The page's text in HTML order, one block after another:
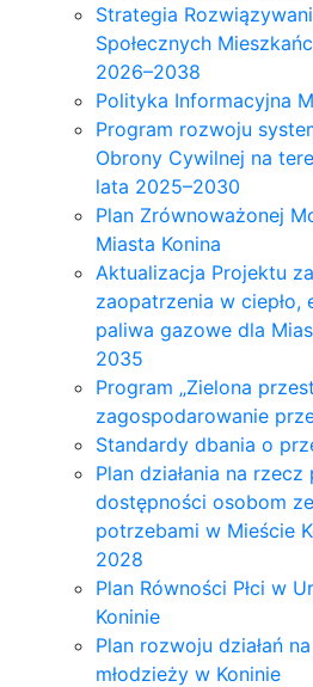
Strategia
Społecznych
2026–2038
Polityka Informacyjna
Program rozwoju
Obrony Cywilnej na
lata 2025–2030
Plan Zrównoważonej
Miasta Konina
Aktualizacja Projektu
zaopatrzenia w ciepło,
paliwa gazowe dla
2035
Program „Zielona
zagospodarowanie
Standardy dbania o
Plan działania na
dostępności osobom
potrzebami w Mieście
2028
Plan Równości Płci w
Koninie
Plan rozwoju działań
młodzieży w Koninie